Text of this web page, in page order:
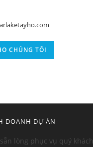
CHÚNG TÔI
DOANH DỰ ÁN
lòng phục vụ quý khách